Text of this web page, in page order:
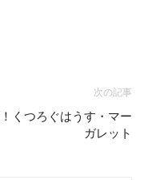
次の記事
くつろぐはうす・マー
ガレット